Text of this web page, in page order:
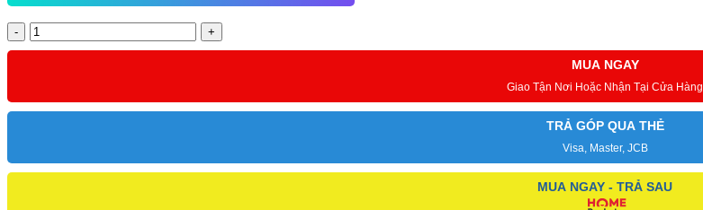
Số
lượng
MUA NGAY
Giao Tận Nơi Hoặc Nhận Tại Cửa Hàng
TRẢ GÓP QUA THẺ
Visa, Master, JCB
MUA NGAY - TRẢ SAU